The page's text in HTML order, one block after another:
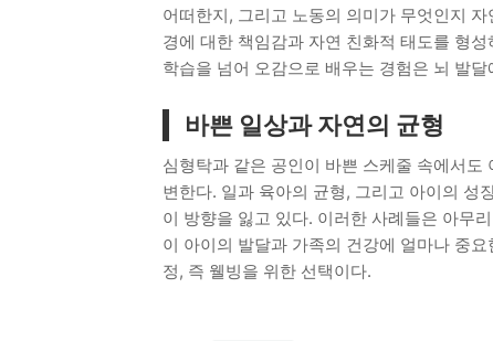
어떠한지, 그리고 노동의 의미가 무엇인지
경에 대한 책임감과 자연 친화적 태도를 형
학습을 넘어 오감으로 배우는 경험은 뇌 발
바쁜 일상과 자연의 균형
심형탁과 같은 공인이 바쁜 스케줄 속에서
변한다. 일과 육아의 균형, 그리고 아이의 성
이 방향을 잃고 있다. 이러한 사례들은 아무
이 아이의 발달과 가족의 건강에 얼마나 중
정, 즉 웰빙을 위한 선택이다.